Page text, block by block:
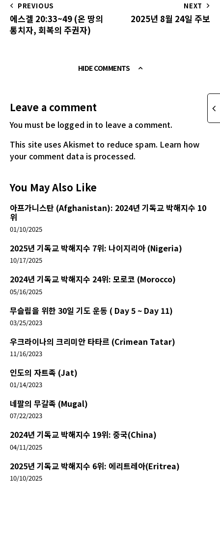
PREVIOUS
에스겔 20:33~49 (온 땅의
통치자, 회복의 주권자)
NEXT
2025년 8월 24일 주보
HIDE COMMENTS
Leave a comment
You must be logged in to leave a comment.
This site uses Akismet to reduce spam. Learn how
your comment data is processed.
You May Also Like
아프가니스탄 (Afghanistan): 2024년 기독교 박해지수 10
위
01/10/2025
2025년 기독교 박해지수 7위: 나이지리아 (Nigeria)
10/17/2025
2024년 기독교 박해지수 24위: 모로코 (Morocco)
05/16/2025
무슬림을 위한 30일 기도 운동 ( Day 5 ~ Day 11)
03/25/2023
우크라이나의 크리미안 타타르 (Crimean Tatar)
11/16/2023
인도의 자트족 (Jat)
01/14/2023
네팔의 무갈족 (Mugal)
07/22/2023
2024년 기독교 박해지수 19위: 중국(China)
04/11/2025
2025년 기독교 박해지수 6위: 에리트레아(Eritrea)
10/10/2025